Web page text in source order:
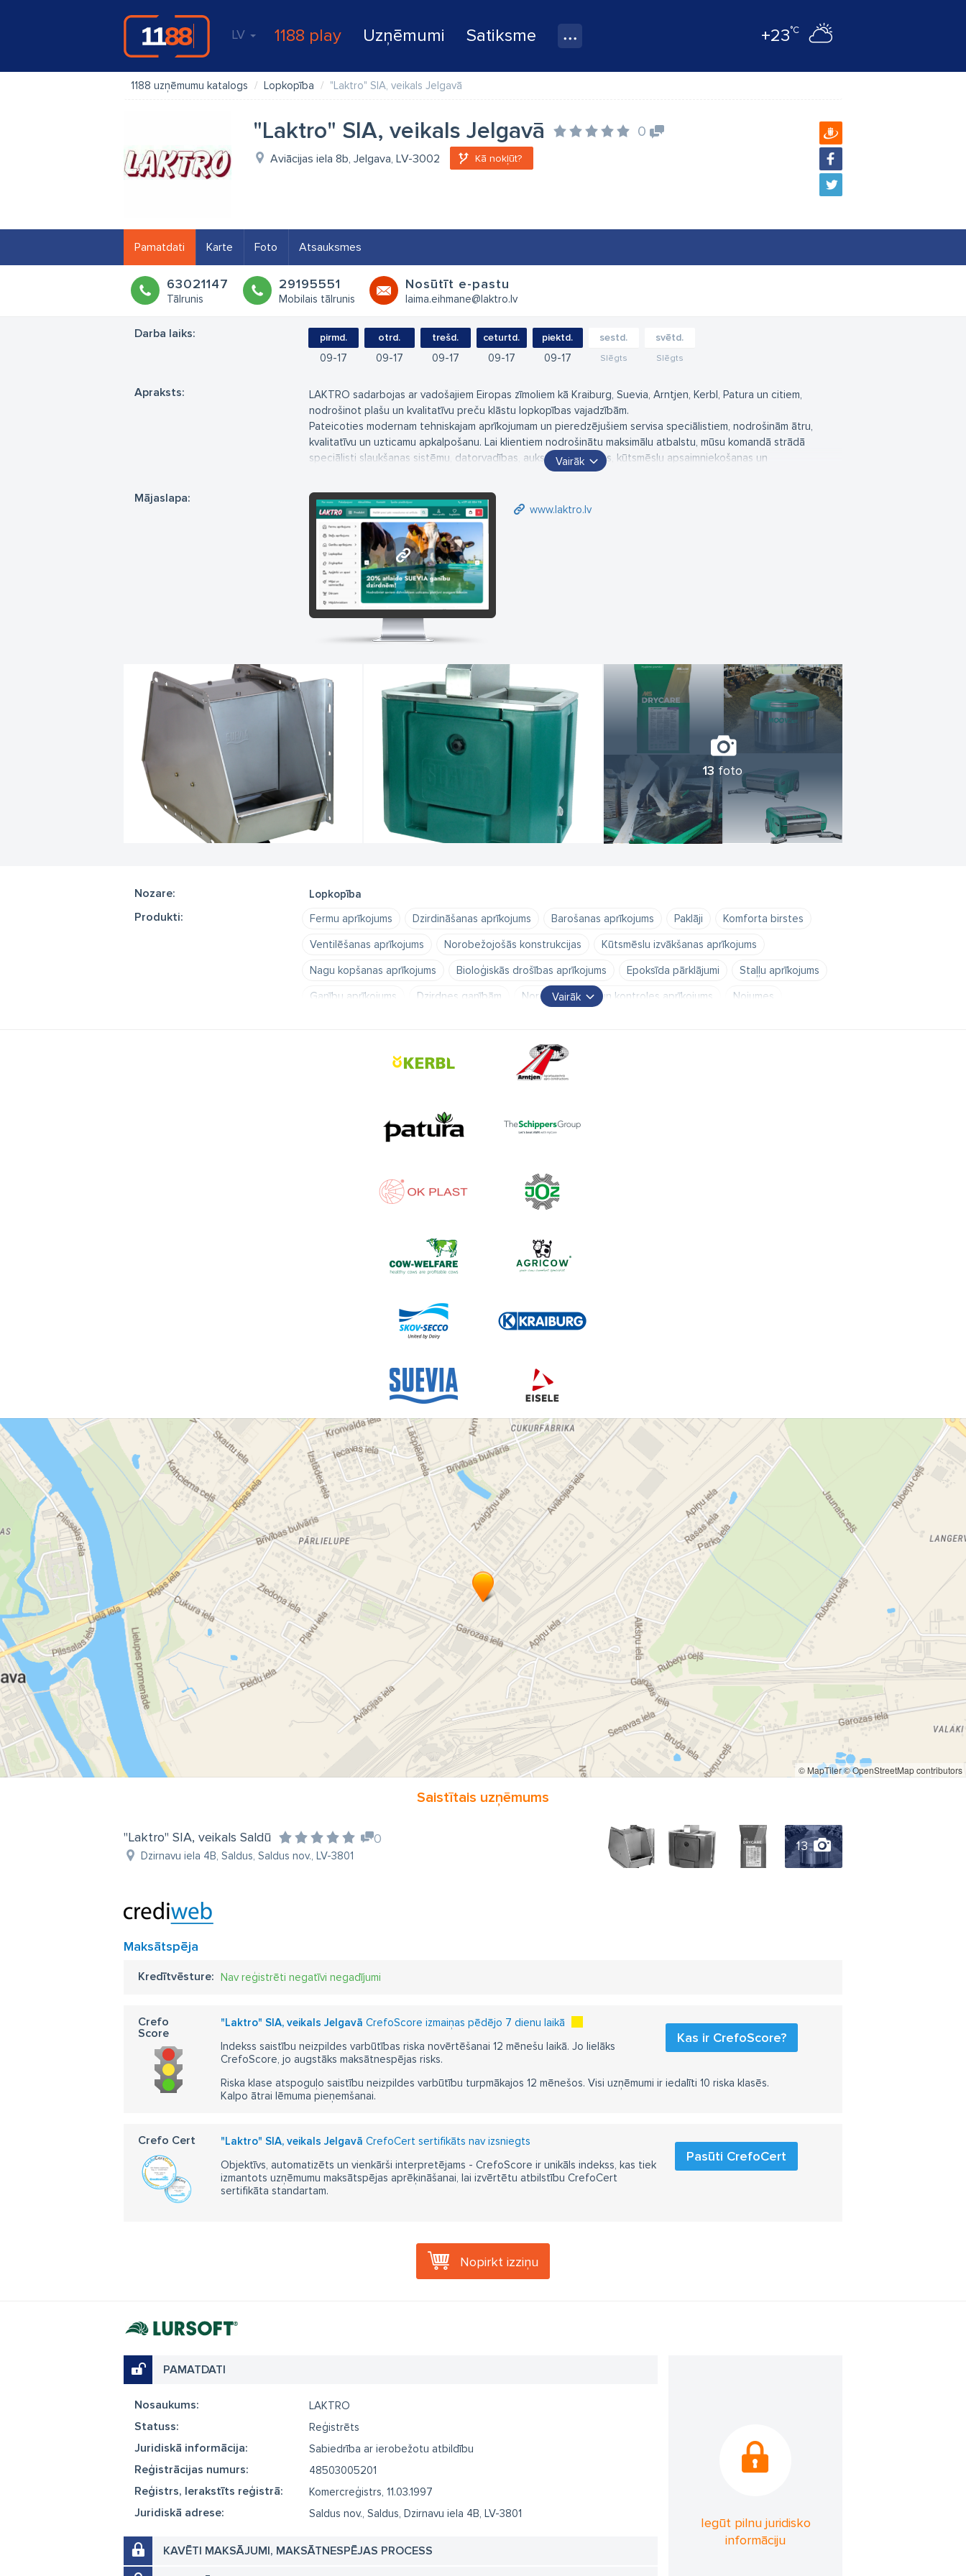
LV 1188 play Uzņēmumi Satiksme +23°C
1188 uzņēmumu katalogs Lopkopība "Laktro" SIA, veikals Jelgavā
"Laktro" SIA, veikals Jelgavā 0
Aviācijas iela 8b, Jelgava, LV-3002 Kā nokļūt?
Pamatdati Karte Foto Atsauksmes
63021147
Tālrunis
29195551
Mobilais tālrunis
Nosūtīt e-pastu
laima.eihmane@laktro.lv
Darba laiks: pirmd.
09 17
otrd.
09 17
trešd.
09 17
ceturtd.
09 17
piektd.
09 17
sestd.
Slēgts
svētd.
Slēgts
Apraksts:
LAKTRO sadarbojas ar vadošajiem Eiropas zīmoliem kā Kraiburg, Suevia, Arntjen, Kerbl, Patura un citiem,
nodrošinot plašu un kvalitatīvu preču klāstu lopkopības vajadzībām.
Pateicoties modernam tehniskajam aprīkojumam un pieredzējušiem servisa speciālistiem, nodrošinām ātru,
kvalitatīvu un uzticamu apkalpošanu. Lai klientiem nodrošinātu maksimālu atbalstu, mūsu komandā strādā
speciālisti slaukšanas sistēmu, datorvadības, aukstuma tehnikas, kūtsmēslu apsaimniekošanas un
Mūsu veikalos Saldū un Jelgavā atradīsiet aptuveni 5000 dažādu preču dzīvnieku aprūpei – gan
lauksaimniecības dzīvniekiem, gan mājdzīvniekiem.
Vairāk
Mājaslapa:
www.laktro.lv
www.laktro.lv
13 foto
Nozare: Lopkopība
Produkti: Fermu aprīkojums Dzirdināšanas aprīkojums Barošanas aprīkojums Paklāji
Komforta birstes
Ventilēšanas aprīkojums
Norobežojošās konstrukcijas
Kūtsmēslu izvākšanas aprīkojums
Nagu kopšanas aprīkojums
Bioloģiskās drošības aprīkojums Epoksīda pārklājumi
Staļļu aprīkojums
Ganību aprīkojums
Dzirdnes ganībām Norobežošanas un kontroles aprīkojums
Nojumes
Nagu kopšanas inventārs
Teļu mājas un boksi
Iekārtu mazgāšanas līdzekļi un inventārs
Tīrīšanas un dezinfekcijas līdzekļi
Kaitēkļu apkarošanas līdzekļi Grauzējiem
Vairāk
© MapTiler© OpenStreetMap contributors
Saistītais uzņēmums
"Laktro" SIA, veikals Saldū 0
Dzirnavu iela 4B, Saldus, Saldus nov., LV-3801
13
Maksātspēja
Kredītvēsture: Nav reģistrēti negatīvi negadījumi
Crefo
Score
"Laktro" SIA, veikals Jelgavā CrefoScore izmaiņas pēdējo 7 dienu laikā
Kas ir CrefoScore?
Indekss saistību neizpildes varbūtības riska novērtēšanai 12 mēnešu laikā. Jo lielāks
CrefoScore, jo augstāks maksātnespējas risks.
Riska klase atspoguļo saistību neizpildes varbūtību turpmākajos 12 mēnešos. Visi uzņēmumi ir iedalīti 10 riska klasēs.
Kalpo ātrai lēmuma pieņemšanai.
Crefo Cert "Laktro" SIA, veikals Jelgavā CrefoCert sertifikāts nav izsniegts
Pasūti CrefoCert
Objektīvs, automatizēts un vienkārši interpretējams - CrefoScore ir unikāls indekss, kas tiek
izmantots uzņēmumu maksātspējas aprēķināšanai, lai izvērtētu atbilstību CrefoCert
sertifikāta standartam.
Nopirkt izziņu
PAMATDATI
Nosaukums: LAKTRO
Statuss: Reģistrēts
Juridiskā informācija: Sabiedrība ar ierobežotu atbildību
Reģistrācijas numurs: 48503005201
Reģistrs, Ierakstīts reģistrā: Komercreģistrs, 11.03.1997
Juridiskā adrese: Saldus nov., Saldus, Dzirnavu iela 4B, LV-3801
KAVĒTI MAKSĀJUMI, MAKSĀTNESPĒJAS PROCESS
Iegūt pilnu juridisko
informāciju